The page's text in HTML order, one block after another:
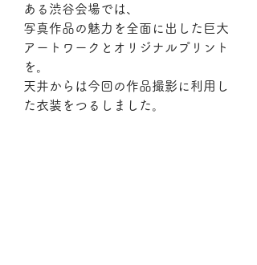
ある渋谷会場では、
写真作品の魅力を全面に出した巨大
アートワークとオリジナルプリント
を。
天井からは今回の作品撮影に利用し
た衣装をつるしました。